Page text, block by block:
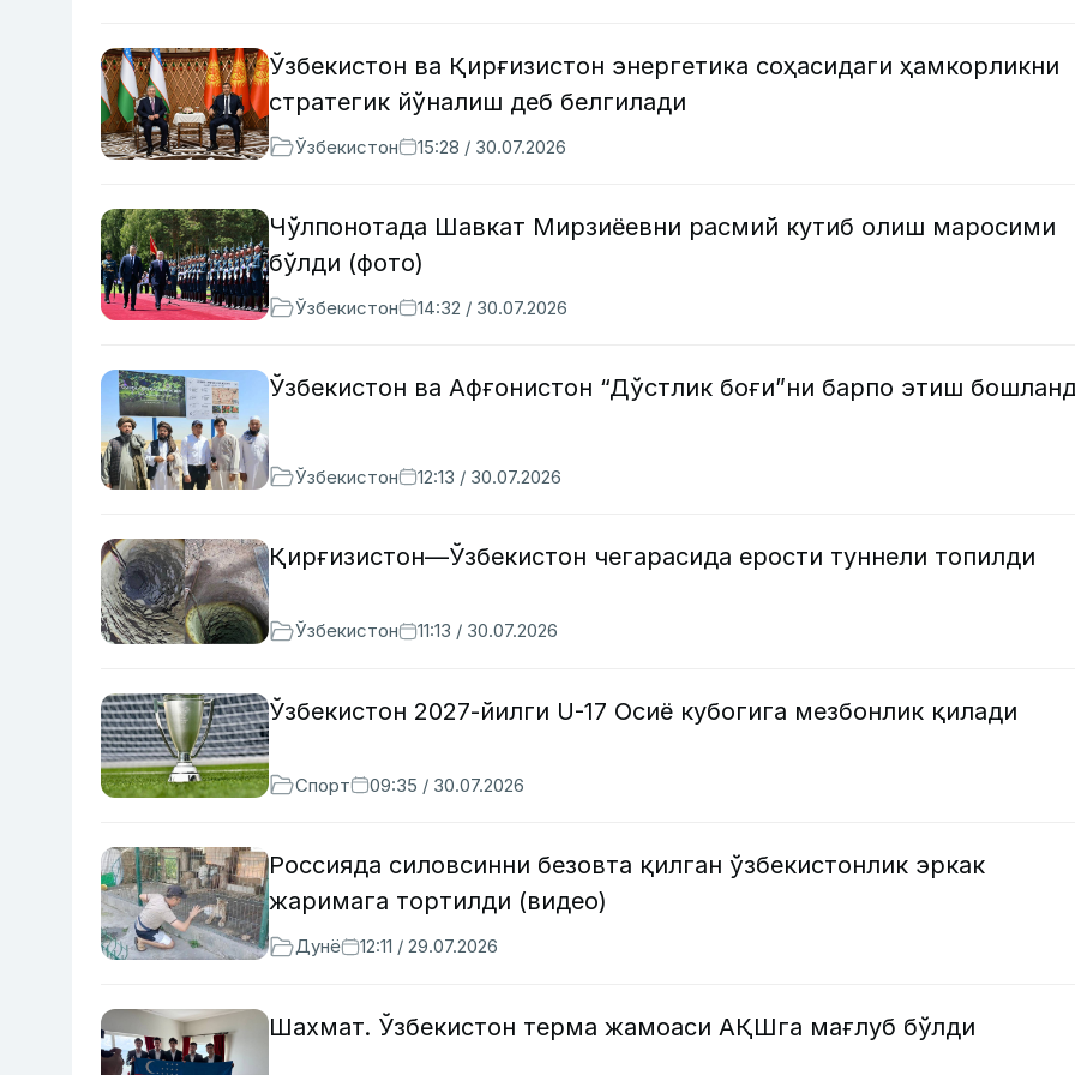
Ўзбекистон ва Қирғизистон энергетика соҳасидаги ҳамкорликни
стратегик йўналиш деб белгилади
Ўзбекистон 15:28 / 30.07.2026
Чўлпонотада Шавкат Мирзиёевни расмий кутиб олиш маросими
бўлди (фото)
Ўзбекистон 14:32 / 30.07.2026
Ўзбекистон ва Афғонистон “Дўстлик боғи”ни барпо этиш
Ўзбекистон 12:13 / 30.07.2026
Қирғизистон—Ўзбекистон чегарасида ерости туннели топилди
Ўзбекистон 11:13 / 30.07.2026
Ўзбекистон 2027-йилги U-17 Осиё кубогига мезбонлик қилади
Спорт 09:35 / 30.07.2026
Россияда силовсинни безовта қилган ўзбекистонлик эркак
жаримага тортилди (видео)
Дунё 12:11 / 29.07.2026
Шахмат. Ўзбекистон терма жамоаси АҚШга мағлуб бўлди